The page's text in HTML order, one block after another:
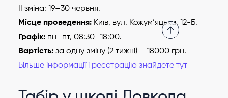
ІІ зміна: 19–30 червня.
Місце проведення: Київ, вул. Кожум’яцька, 12-Б.
Графік: пн–пт, 08:30–18:00.
Вартість: за одну зміну (2 тижні) – 18000 грн.
Більше інформації і реєстрацію знайдете тут